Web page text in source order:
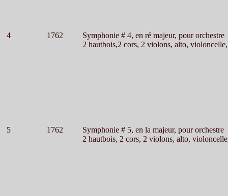
4 1762
Symphonie # 4, en ré majeur, pour orchestre
2 hautbois,2 cors, 2 violons, alto, violoncelle,
5 1762
Symphonie # 5, en la majeur, pour orchestre
2 hautbois, 2 cors, 2 violons, alto,